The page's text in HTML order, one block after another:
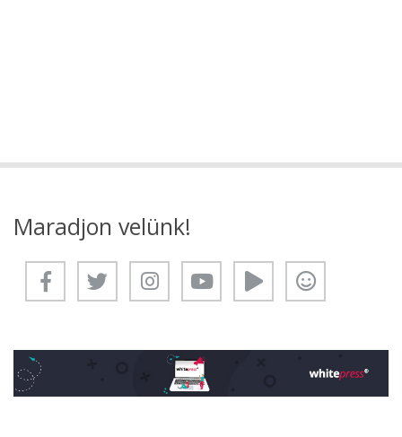
Maradjon velünk!